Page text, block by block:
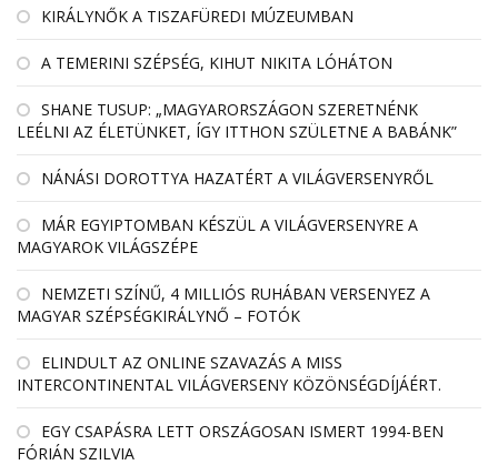
KIRÁLYNŐK A TISZAFÜREDI MÚZEUMBAN
A TEMERINI SZÉPSÉG, KIHUT NIKITA LÓHÁTON
SHANE TUSUP: „MAGYARORSZÁGON SZERETNÉNK
LEÉLNI AZ ÉLETÜNKET, ÍGY ITTHON SZÜLETNE A BABÁNK”
NÁNÁSI DOROTTYA HAZATÉRT A VILÁGVERSENYRŐL
MÁR EGYIPTOMBAN KÉSZÜL A VILÁGVERSENYRE A
MAGYAROK VILÁGSZÉPE
NEMZETI SZÍNŰ, 4 MILLIÓS RUHÁBAN VERSENYEZ A
MAGYAR SZÉPSÉGKIRÁLYNŐ – FOTÓK
ELINDULT AZ ONLINE SZAVAZÁS A MISS
INTERCONTINENTAL VILÁGVERSENY KÖZÖNSÉGDÍJÁÉRT.
EGY CSAPÁSRA LETT ORSZÁGOSAN ISMERT 1994-BEN
FÓRIÁN SZILVIA